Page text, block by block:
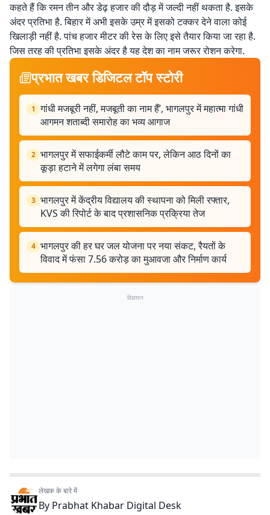
कहते हैं कि रमन तीन और डेढ़ हजार की दौड़ में जल्दी नहीं थकता है. इसके
अंदर प्रतिभा है. बिहार में अभी इसके उम्र में इसको टक्कर देने वाला कोई
खिलाड़ी नहीं है. पांच हजार मीटर की रेस के लिए इसे तैयार किया जा रहा है.
जिस तरह की प्रतिभा इसके अंदर है यह देश का नाम जरूर रोशन करेगा.
प्रभात खबर डिजिटल टॉप स्टोरी
1 गांधी मजबूरी नहीं, मजबूती का नाम हैं’, भागलपुर में महात्मा गांधी
आगमन शताब्दी समारोह का भव्य आगाज
2 भागलपुर में सफाईकर्मी लौटे काम पर, लेकिन आठ दिनों का
कूड़ा हटाने में लगेगा लंबा समय
3 भागलपुर में केंद्रीय विद्यालय की स्थापना को मिली रफ्तार,
KVS की रिपोर्ट के बाद प्रशासनिक प्रक्रिया तेज
4 भागलपुर की हर घर जल योजना पर नया संकट, रैयतों के
विवाद में फंसा 7.56 करोड़ का मुआवजा और निर्माण कार्य
विज्ञापन
लेखक के बारे में
By Prabhat Khabar Digital Desk